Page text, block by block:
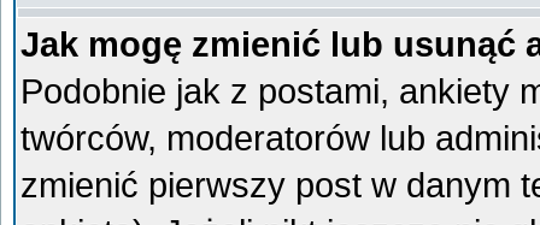
Jak mogę zmienić lub usunąć
Podobnie jak z postami, ankiety
twórców, moderatorów lub
zmienić pierwszy post w danym